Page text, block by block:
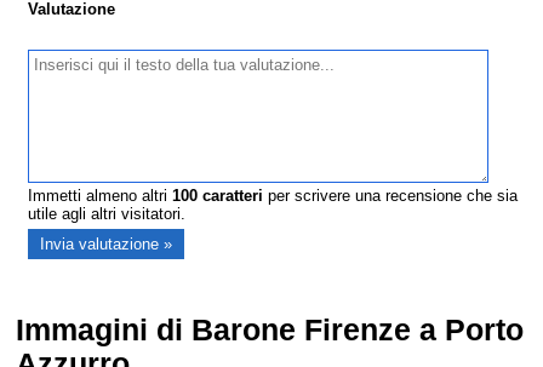
Valutazione
Immetti almeno altri100 caratteri per scrivere una recensione che sia
utile agli altri visitatori.
Immagini di Barone Firenze a Porto